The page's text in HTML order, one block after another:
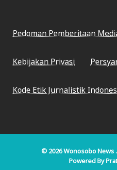
Pedoman Pemberitaan
Kebijakan Privasi
Kode Etik Jurnalistik
© 2026Wonosobo News
Powered By